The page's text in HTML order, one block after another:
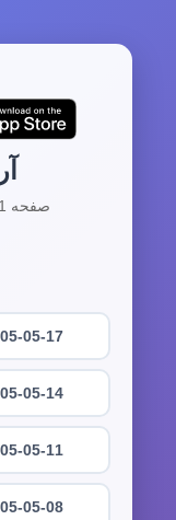
صفحه 1 از 343 | مجموع 3425 آرشیو
05-17
05-14
05-11
05-08